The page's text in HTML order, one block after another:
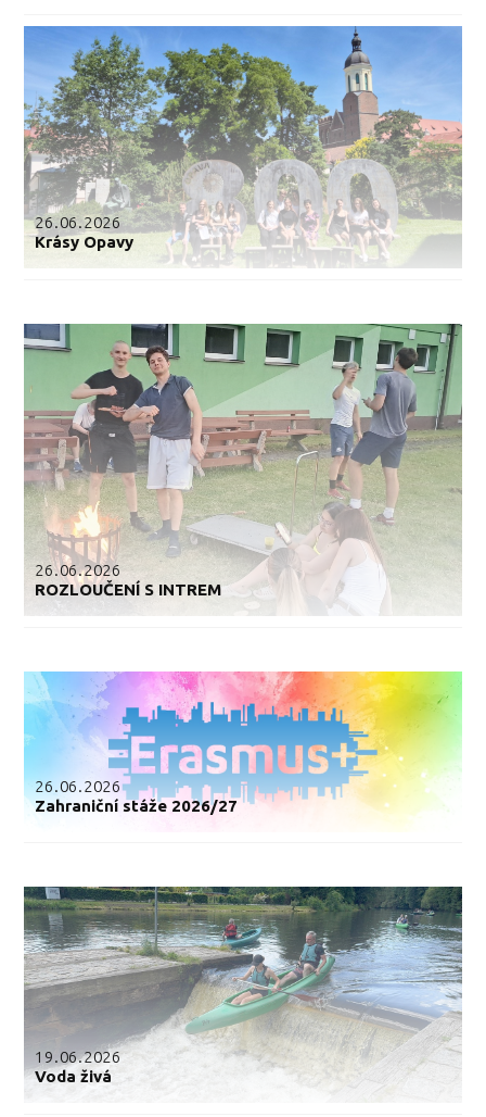
26.06.2026
Krásy Opavy
26.06.2026
ROZLOUČENÍ S INTREM
26.06.2026
Zahraniční stáže 2026/27
19.06.2026
Voda živá